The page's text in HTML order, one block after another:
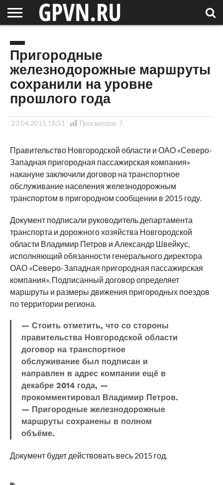
ОБЛАСТЬ
НОВОСТИ
РОССИЯ
СПЕЦПРОЕКТЫ
БЛОГ
СТАТЬИ
ФОТОРЕПОРТАЖИ
ИНТЕРВЬЮ
ОБЪЕКТЫ
ПОДБОРКИ
Пригородные
железнодорожные маршруты
сохранили на уровне
прошлого года
23.04.2015 18:51 Просмотров: 7
Правительство Новгородской области и ОАО «Северо-
Западная пригородная пассажирская компания»
накануне заключили договор на транспортное
обслуживание населения железнодорожным
транспортом в пригородном сообщении в 2015 году.
Документ подписали руководитель департамента
транспорта и дорожного хозяйства Новгородской
области Владимир Петров и Александр Швейкус,
исполняющий обязанности генерального директора
ОАО «Северо-Западная пригородная пассажирская
компания». Подписанный договор определяет
маршруты и размеры движения пригородных поездов
по территории региона.
— Стоить отметить, что со стороны
правительства Новгородской области
договор на транспортное
обслуживание был подписан и
направлен в адрес компании ещё в
декабре 2014 года, —
прокомментировал Владимир Петров.
— Пригородные железнодорожные
маршруты сохранены в полном
объёме.
Документ будет действовать весь 2015 год.